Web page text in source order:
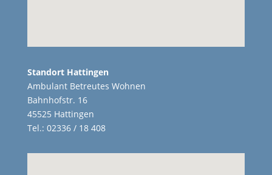
Standort Hattingen
Ambulant Betreutes Wohnen
Bahnhofstr. 16
45525 Hattingen
Tel.: 02336 / 18 408